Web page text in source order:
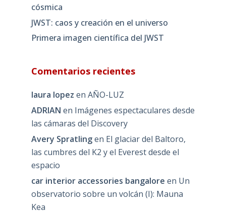
cósmica
JWST: caos y creación en el universo
Primera imagen científica del JWST
Comentarios recientes
laura lopez en AÑO-LUZ
ADRIAN en Imágenes espectaculares desde
las cámaras del Discovery
Avery Spratlingen El glaciar del Baltoro,
las cumbres del K2 y el Everest desde el
espacio
car interior accessories bangalore en Un
observatorio sobre un volcán (I): Mauna
Kea